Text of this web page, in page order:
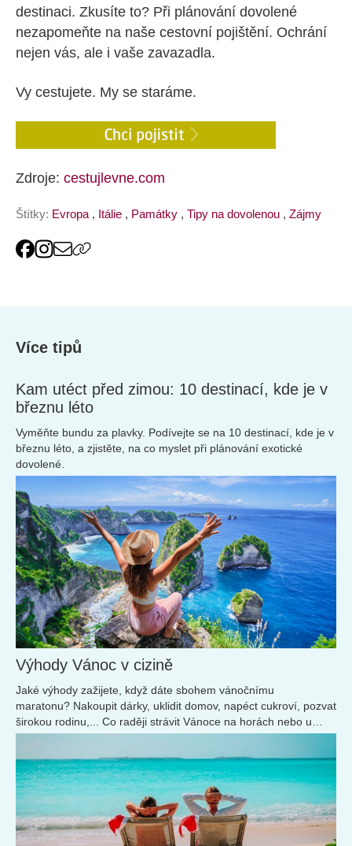
destinaci. Zkusíte to? Při plánování dovolené
nezapomeňte na naše cestovní pojištění. Ochrání
nejen vás, ale i vaše zavazadla.
Vy cestujete. My se staráme.
Zdroje: cestujlevne.com
Štítky: Evropa , Itálie , Památky , Tipy na dovolenou , Zájmy
Více tipů
Kam utéct před zimou: 10 destinací, kde je v
březnu léto
Vyměňte bundu za plavky. Podívejte se na 10 destinací, kde je v
březnu léto, a zjistěte, na co myslet při plánování exotické
dovolené.
Výhody Vánoc v cizině
Jaké výhody zažijete, když dáte sbohem vánočnímu
maratonu? Nakoupit dárky, uklidit domov, napéct cukroví, pozvat
širokou rodinu,... Co raději strávit Vánoce na horách nebo u
moře?